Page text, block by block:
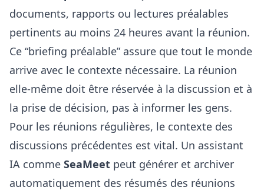
documents, rapports ou lectures préalables
pertinents au moins 24 heures avant la réunion.
Ce “briefing préalable” assure que tout le monde
arrive avec le contexte nécessaire. La réunion
elle-même doit être réservée à la discussion et à
la prise de décision, pas à informer les gens.
Pour les réunions régulières, le contexte des
discussions précédentes est vital. Un assistant
IA comme SeaMeet peut générer et archiver
automatiquement des résumés des réunions